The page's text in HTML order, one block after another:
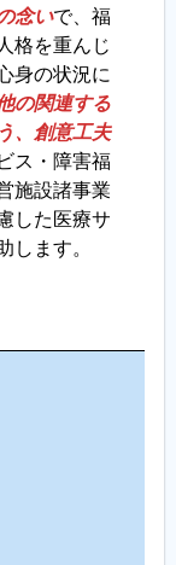
念いで、福
格を重んじ
身の状況に
の関連する
、創意工夫
ス・障害福
施設諸事業
した医療サ
します。